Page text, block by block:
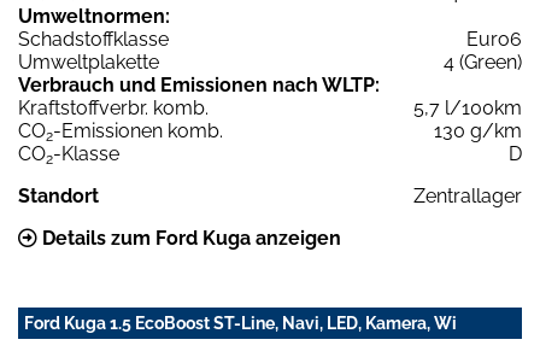
Umweltnormen:
Schadstoffklasse
Euro6
Umweltplakette
4 (Green)
Verbrauch und Emissionen nach WLTP:
Kraftstoffverbr. komb.
5,7 l/100km
CO2-Emissionen komb.
130 g/km
CO2-Klasse
D
Standort
Zentrallager
Details zum Ford Kuga anzeigen
Ford Kuga 1.5 EcoBoost ST-Line, Navi, LED, Kamera, Wi